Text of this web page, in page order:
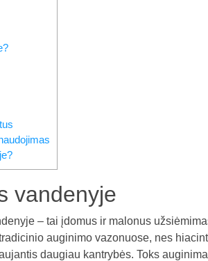
vandenyje
– tai įdomus ir malonus
auginimo vazonuose, nes
daugiau kantrybės. Toks